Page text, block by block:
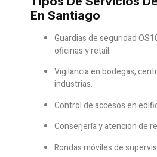
En Santiago
Guardias de seguridad
oficinas y retail.
Vigilancia en bodegas,
industrias.
Control de accesos en
Conserjería y atención de
Rondas móviles de